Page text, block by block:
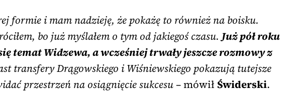
formie i mam nadzieję, że pokażę to również na boisku.
bo już myślałem o tym od jakiegoś czasu.Już pół roku
temat Widzewa, a wcześniej trwały jeszcze rozmowy z
transfery Drągowskiego i Wiśniewskiego pokazują tutejsze
przestrzeń na osiągnięcie sukcesu– mówił Świderski.